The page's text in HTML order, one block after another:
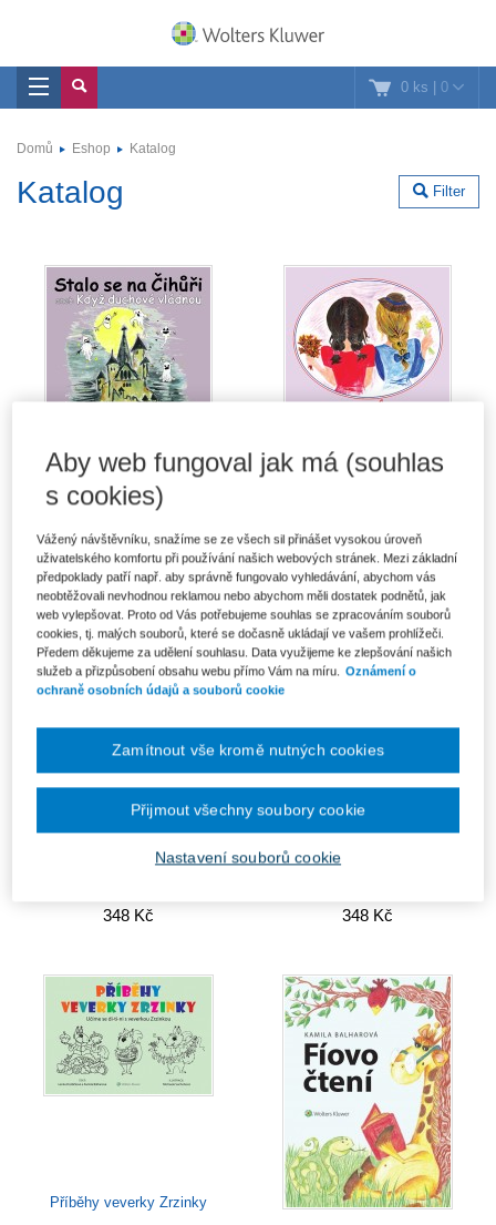
0 ks | 0
Domů Eshop Katalog
Filter
Katalog
Stalo se na Čihůři aneb když
duchové vládnou
357 Kč 348 Kč
348 Kč 348 Kč
Příběhy veverky Zrzinky
Aby web fungoval jak má (souhlas
s cookies)
Vážený návštěvníku, snažíme se ze všech sil přinášet vysokou úroveň
uživatelského komfortu při používání našich webových stránek. Mezi základní
předpoklady patří např. aby správně fungovalo vyhledávání, abychom vás
neobtěžovali nevhodnou reklamou nebo abychom měli dostatek podnětů, jak
web vylepšovat. Proto od Vás potřebujeme souhlas se zpracováním souborů
cookies, tj. malých souborů, které se dočasně ukládají ve vašem prohlížeči.
Předem děkujeme za udělení souhlasu. Data využijeme ke zlepšování našich
služeb a přizpůsobení obsahu webu přímo Vám na míru. Oznámení o
ochraně osobních údajů a souborů cookie
Nastavení souborů cookie
Zamítnout vše kromě nutných cookies
Přijmout všechny soubory cookie